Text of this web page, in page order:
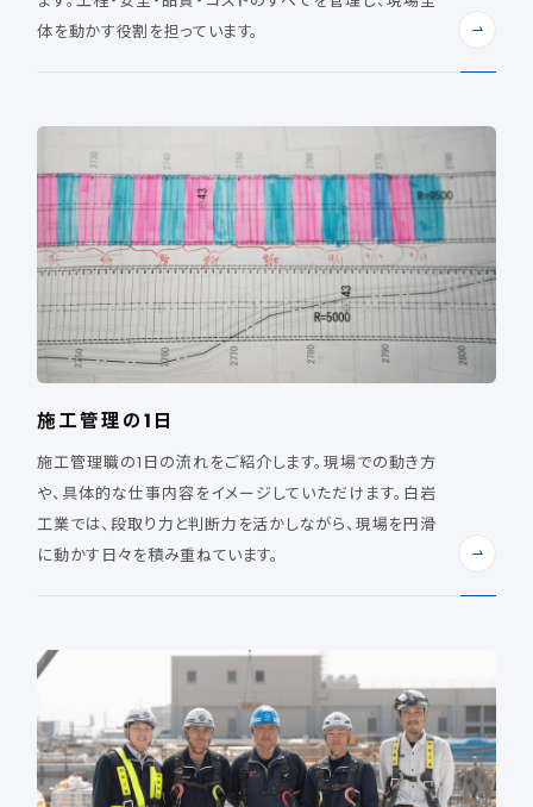
体を動かす役割を担っています。
施工管理の1日
施工管理職の1日の流れをご紹介します。現場での動き方
や、具体的な仕事内容をイメージしていただけます。白岩
工業では、段取り力と判断力を活かしながら、現場を円滑
に動かす日々を積み重ねています。